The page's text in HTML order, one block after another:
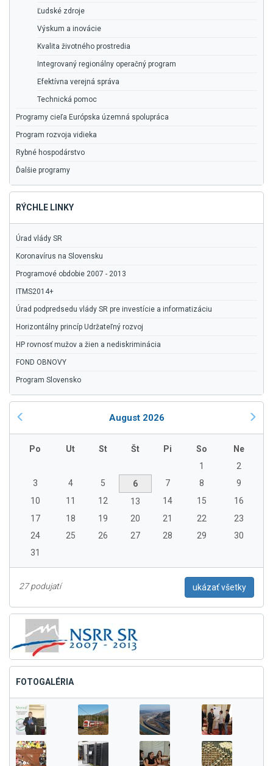
Ľudské zdroje
Výskum a inovácie
Kvalita životného prostredia
Integrovaný regionálny operačný program
Efektívna verejná správa
Technická pomoc
Programy cieľa Európska územná spolupráca
Program rozvoja vidieka
Rybné hospodárstvo
Ďalšie programy
RÝCHLE LINKY
Úrad vlády SR
Koronavírus na Slovensku
Programové obdobie 2007 - 2013
ITMS2014+
Úrad podpredsedu vlády SR pre investície a informatizáciu
Horizontálny princíp Udržateľný rozvoj
HP rovnosť mužov a žien a nediskriminácia
FOND OBNOVY
Program Slovensko
August 2026
Po Ut St Št Pi So
Ne
1
2
3
4 5 6 7 8
9
10
11 12 13 14 15
16
17
18 19 20 21 22
23
24
25 26 27 28 29
30
31
27 podujatí ukázať všetky
FOTOGALÉRIA